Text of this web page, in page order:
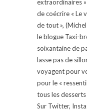
extraordinaires
de coécrire « Le
de tout »,
le blogue Taxi-
soixantaine de
lasse pas de
voyagent pour
pour le «
tous les
Sur Twitter,